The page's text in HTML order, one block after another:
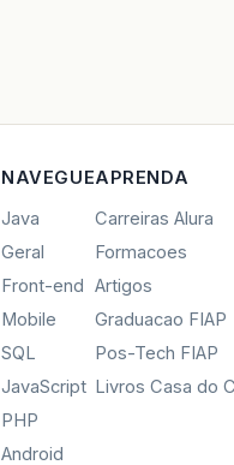
NAVEGUE
Java
Geral
Front-end
Mobile
SQL
JavaScript
PHP
Android
APRENDA
Carreiras Alura
Formacoes
Artigos
Graduacao FIAP
Pos-Tech FIAP
Livros Casa do